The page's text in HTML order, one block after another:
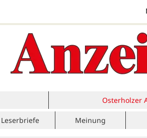
Osterholzer
Leserbriefe Meinung